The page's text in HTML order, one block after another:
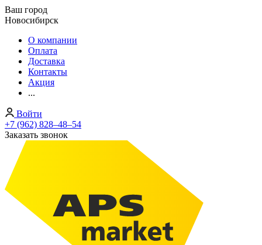
Ваш город
Новосибирск
О компании
Оплата
Доставка
Контакты
Акция
...
Войти
+7 (962) 828‒48‒54
Заказать звонок